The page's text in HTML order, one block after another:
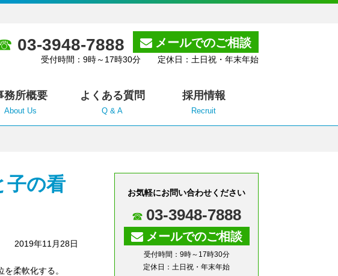
03-3948-7888 メールでのご相談
受付時間：9時～17時30分 定休日：土日祝・年末年始
務所概要
About Us
よくある質問
Q & A
採用情報
Recruit
子の看
2019年11月28日
柔軟化する。
お気軽にお問い合わせください
03-3948-7888
メールでのご相談
受付時間：9時～17時30分
定休日：土日祝・年末年始